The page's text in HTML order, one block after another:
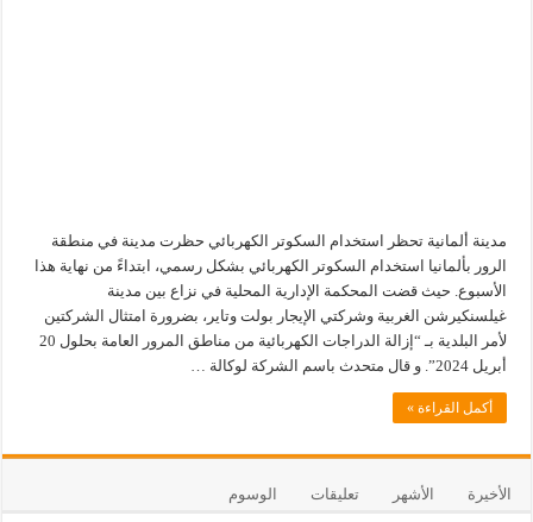
مدينة ألمانية تحظر استخدام السكوتر الكهربائي حظرت مدينة في منطقة
الرور بألمانيا استخدام السكوتر الكهربائي بشكل رسمي، ابتداءً من نهاية هذا
الأسبوع. حيث قضت المحكمة الإدارية المحلية في نزاع بين مدينة
غيلسنكيرشن الغربية وشركتي الإيجار بولت وتاير، بضرورة امتثال الشركتين
لأمر البلدية بـ “إزالة الدراجات الكهربائية من مناطق المرور العامة بحلول 20
أبريل 2024”. و قال متحدث باسم الشركة لوكالة …
أكمل القراءة »
الأخيرة الأشهر تعليقات الوسوم